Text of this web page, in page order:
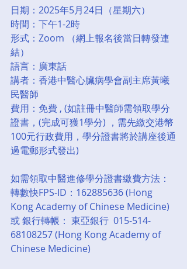
日期：2025年5月24日（星期六）
時間：下午1-2時
形式：Zoom （網上報名後當日轉發連
結）
語言：廣東話
講者：香港中醫心臟病學會副主席黃曦
民醫師
費用：免費 , (如註冊中醫師需領取學分
證書，(完成可獲1學分) ，需先繳交港幣
100元行政費用，學分證書將於講座後通
過電郵形式發出)
如需領取中醫進修學分證書繳費方法：
轉數快FPS-ID：162885636 (Hong
Kong Academy of Chinese Medicine)
或 銀行轉帳： 東亞銀行  015-514-
68108257 (Hong Kong Academy of
Chinese Medicine)